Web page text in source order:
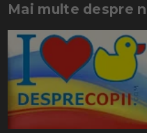
Mai multe despre